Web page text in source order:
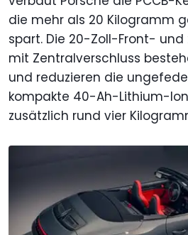
die mehr als 20 Kilogramm
spart. Die 20-Zoll-Front- und
mit Zentralverschluss
und reduzieren die
kompakte 40-Ah-Lithium-
zusätzlich rund vier